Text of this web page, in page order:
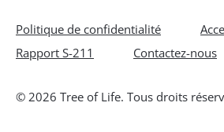
Politique de confidentialité
Rapport S-211
Contactez-nous
© 2026 Tree of Life. Tous droits